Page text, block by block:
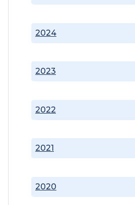
2020
2021
2022
2023
2024